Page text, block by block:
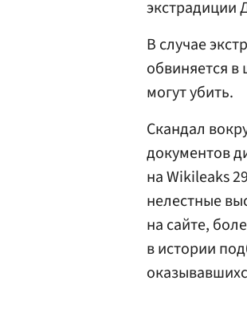
экстрадиции
В случае
обвиняется
могут убить.
Cкандал
документов
на Wikileaks
нелестные
на сайте,
в истории